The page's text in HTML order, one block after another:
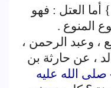
} أما العتل : فهو
المنوع .
، وعبد الرحمن ،
، عن حارثة بن
صلى الله عليه